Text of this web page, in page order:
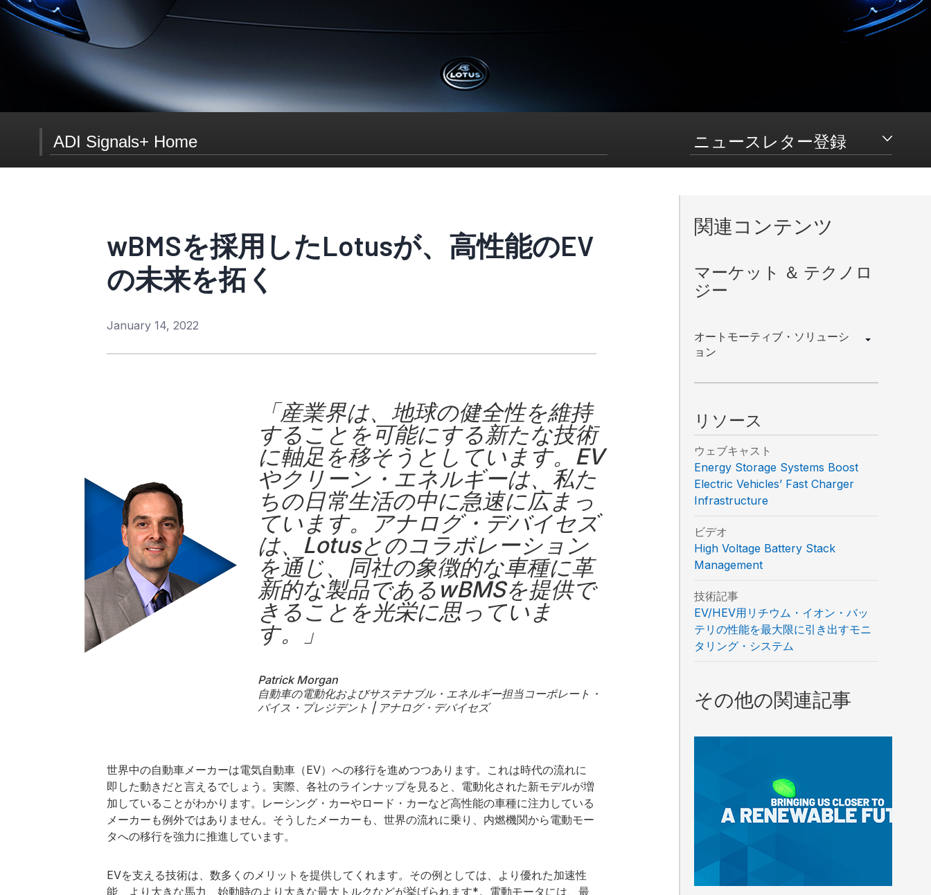
ADI Signals+ Home ニュースレター登録
Signals+はコネクティビティ、デジタルヘルス、モビリティ、スマートインダストリーに関する最新情報をお届けします。
SIGNALS+ ニュースレター登録
「登録する」をクリックすると、Analog Devices, Inc.およびその子会社からマーケティング情報を受け取ることに同意
プライバシーポリシーに同意したことになります。 プライバシー設定でいつでも配信停止できます。
wBMSを採用したLotusが、高性能のEV
の未来を拓く
January 14, 2022
「産業界は、地球の健全性を維持
することを可能にする新たな技術
に軸足を移そうとしています。EV
やクリーン・エネルギーは、私た
ちの日常生活の中に急速に広まっ
ています。アナログ・デバイセズ
は、Lotusとのコラボレーション
を通じ、同社の象徴的な車種に革
新的な製品であるwBMSを提供で
きることを光栄に思っていま
す。」
Patrick Morgan
自動車の電動化およびサステナブル・エネルギー担当コーポレート・
バイス・プレジデント | アナログ・デバイセズ
世界中の自動車メーカーは電気自動車（EV）への移行を進めつつあります。これは時代の流れに
即した動きだと言えるでしょう。実際、各社のラインナップを見ると、電動化された新モデルが増
加していることがわかります。レーシング・カーやロード・カーなど高性能の車種に注力している
メーカーも例外ではありません。そうしたメーカーも、世界の流れに乗り、内燃機関から電動モー
タへの移行を強力に推進しています。
EVを支える技術は、数多くのメリットを提供してくれます。その例としては、より優れた加速性
能、より大きな馬力、始動時のより大きな最大トルクなどが挙げられます*。電動モータには、最
関連コンテンツ
マーケット ＆ テクノロ
ジー
オートモーティブ・ソリューシ
ョン
リソース
ウェブキャスト
Energy Storage Systems Boost
Electric Vehicles’ Fast Charger
Infrastructure
ビデオ
High Voltage Battery Stack
Management
技術記事
EV/HEV用リチウム・イオン・バッ
テリの性能を最大限に引き出すモニ
タリング・システム
その他の関連記事